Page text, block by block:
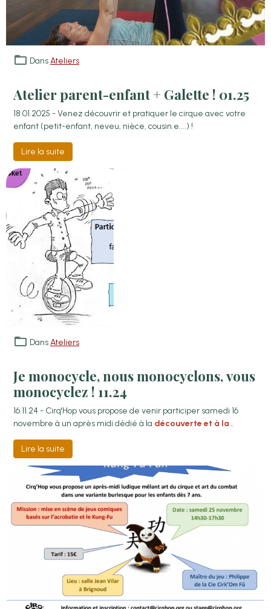
DansAteliers
Atelier parent-enfant + Galette ! 01.25
18.01.2025 - Venez découvrir et pratiquer le cirque avec votre
enfant (petit-enfant, neveu, nièce, cousin.e....) !
Lire la suite
DansAteliers
Je monocycle, nous monocyclons, vous
monocyclez ! 11.24
16.11.24 - Cirq'Hop vous propose de venir participer samedi 16
novembre à un après midi dédié à la découverte et à la
Lire la suite